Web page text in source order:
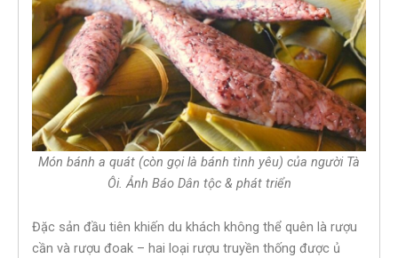
Món bánh a quát (còn gọi là bánh tình yêu) của người Tà
Ôi. Ảnh Báo Dân tộc & phát triển
Đặc sản đầu tiên khiến du khách không thể quên là rượu
cần và rượu đoak – hai loại rượu truyền thống được ủ